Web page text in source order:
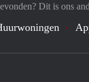
Dit is ons